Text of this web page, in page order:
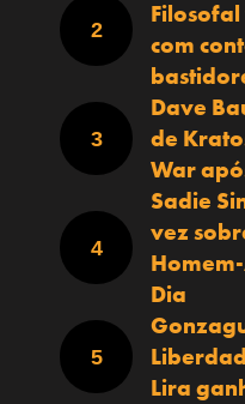
com
Dave
de
War
Sadie
vez
Dia
Lira